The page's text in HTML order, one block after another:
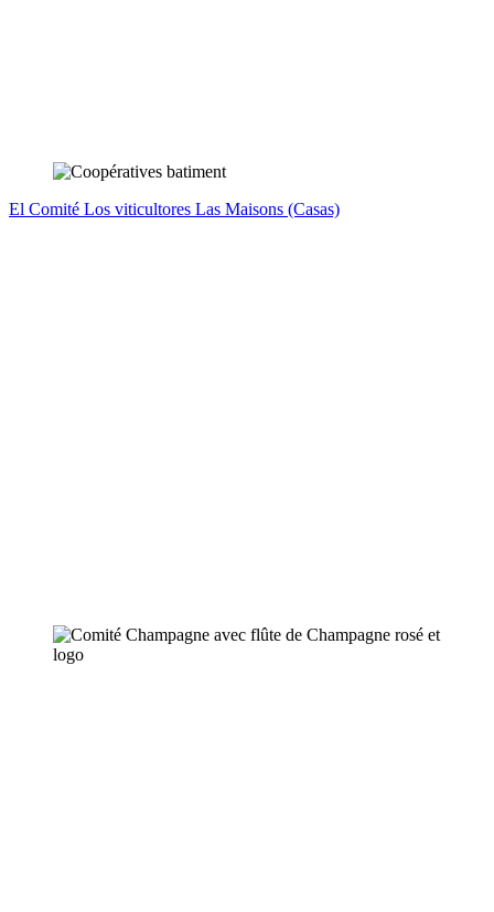
El Comité Los viticultores Las Maisons (Casas)